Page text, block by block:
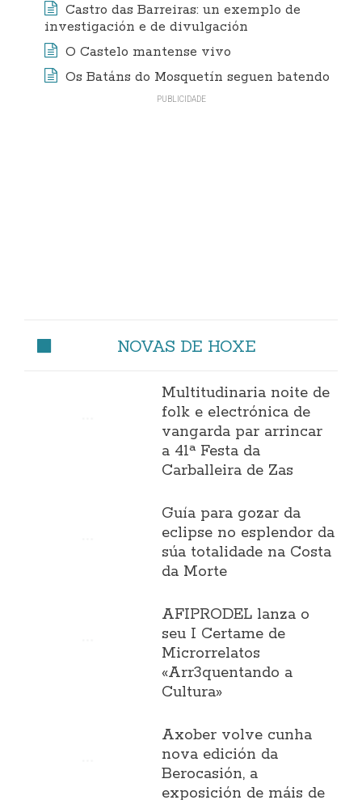
Castro das Barreiras: un exemplo de
investigación e de divulgación
O Castelo mantense vivo
Os Batáns do Mosquetín seguen batendo
NOVAS DE HOXE
Multitudinaria noite de
folk e electrónica de
vangarda par arrincar
a 41ª Festa da
Carballeira de Zas
Guía para gozar da
eclipse no esplendor da
súa totalidade na Costa
da Morte
AFIPRODEL lanza o
seu I Certame de
Microrrelatos
«Arr3quentando a
Cultura»
Axober volve cunha
nova edición da
Berocasión, a
exposición de máis de